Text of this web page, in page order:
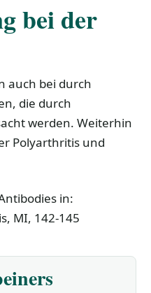
bei der
auch bei durch
die durch
werden. Weiterhin
Polyarthritis und
in:
MI, 142-145